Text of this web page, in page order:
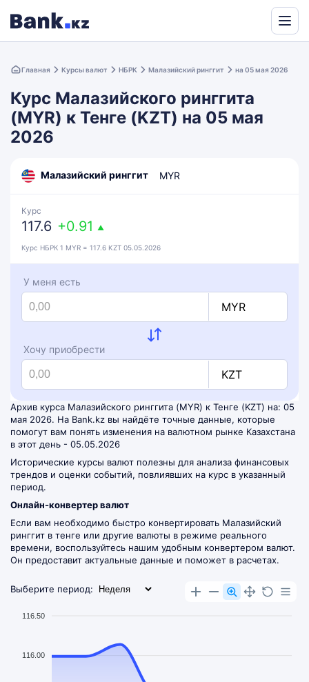
Translate
Главная Курсы валют НБРК Малазийский ринггит на 05 мая 2026
Курс Малазийского ринггита
(MYR) к Тенге (KZT) на 05 мая
2026
Малазийский ринггит MYR
Курс
117.6 +0.91 ▲
Курс НБРК 1 MYR = 117.6 KZT 05.05.2026
У меня есть
MYR
Хочу приобрести
KZT
Архив курса Малазийского ринггита (MYR) к Тенге (KZT) на: 05
мая 2026. На Bank.kz вы найдёте точные данные, которые
помогут вам понять изменения на валютном рынке Казахстана
в этот день - 05.05.2026
Исторические курсы валют полезны для анализа финансовых
трендов и оценки событий, повлиявших на курс в указанный
период.
Онлайн-конвертер валют
Если вам необходимо быстро конвертировать Малазийский
ринггит в тенге или другие валюты в режиме реального
времени, воспользуйтесь нашим удобным конвертером валют.
Он предоставит актуальные данные и поможет в расчетах.
Выберите период:
116.50
116.00